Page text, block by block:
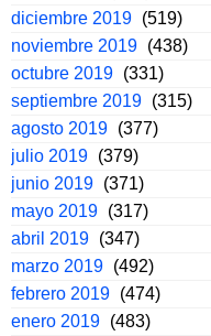
diciembre 2019 (519)
noviembre 2019 (438)
octubre 2019 (331)
septiembre 2019 (315)
agosto 2019 (377)
julio 2019 (379)
junio 2019 (371)
mayo 2019 (317)
abril 2019 (347)
marzo 2019 (492)
febrero 2019 (474)
enero 2019 (483)